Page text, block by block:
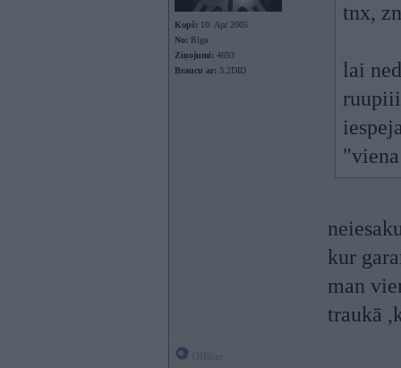
Kopš: 10. Apr 2005
No: Rīga
Ziņojumi: 4693
Braucu ar: 3.2DID
tnx,
lai
kur
man
traukā